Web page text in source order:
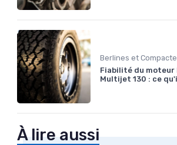
Berlines et
Fiabilité du moteur
Multijet 130 : ce
À lire aussi